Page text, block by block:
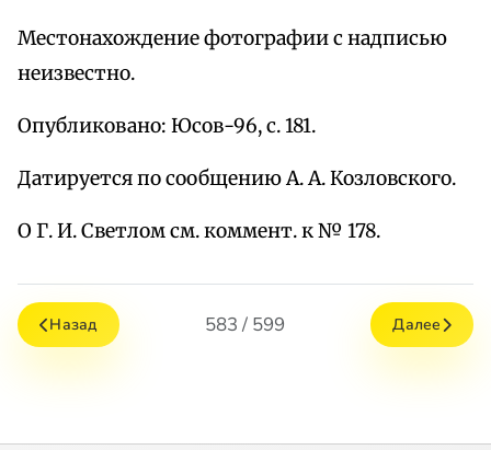
Местонахождение фотографии с надписью
неизвестно.
Опубликовано: Юсов-96, с. 181.
Датируется по сообщению А. А. Козловского.
О Г. И. Светлом см. коммент. к № 178.
Назад 583 / 599 Далее